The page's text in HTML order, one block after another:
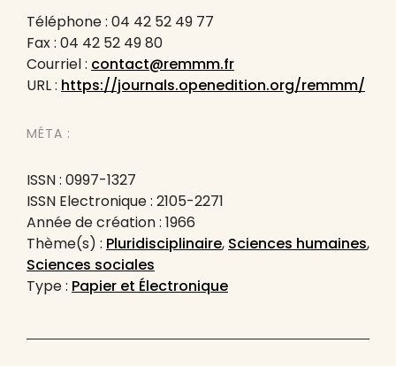
Téléphone : 04 42 52 49 77
Fax : 04 42 52 49 80
Courriel : contact@remmm.fr
URL : https://journals.openedition.org/remmm/
MÉTA :
ISSN : 0997-1327
ISSN Electronique : 2105-2271
Année de création : 1966
Thème(s) : Pluridisciplinaire, Sciences humaines,
Sciences sociales
Type : Papier et Électronique